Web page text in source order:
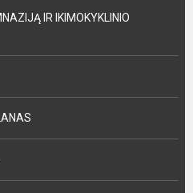
IR IKIMOKYKLINIO